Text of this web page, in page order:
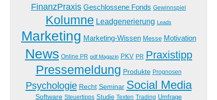
FinanzPraxis Geschlossene Fonds Gewinnspiel
Kolumne Leadgenerierung Leads
Marketing Marketing-Wissen Messe Motivation
News Online PR pdf Magazin PKV PR Praxistipp
Pressemeldung Produkte Prognosen
Psychologie Recht Seminar Social Media
Software Steuertipps Studie Texten Trading Umfrage